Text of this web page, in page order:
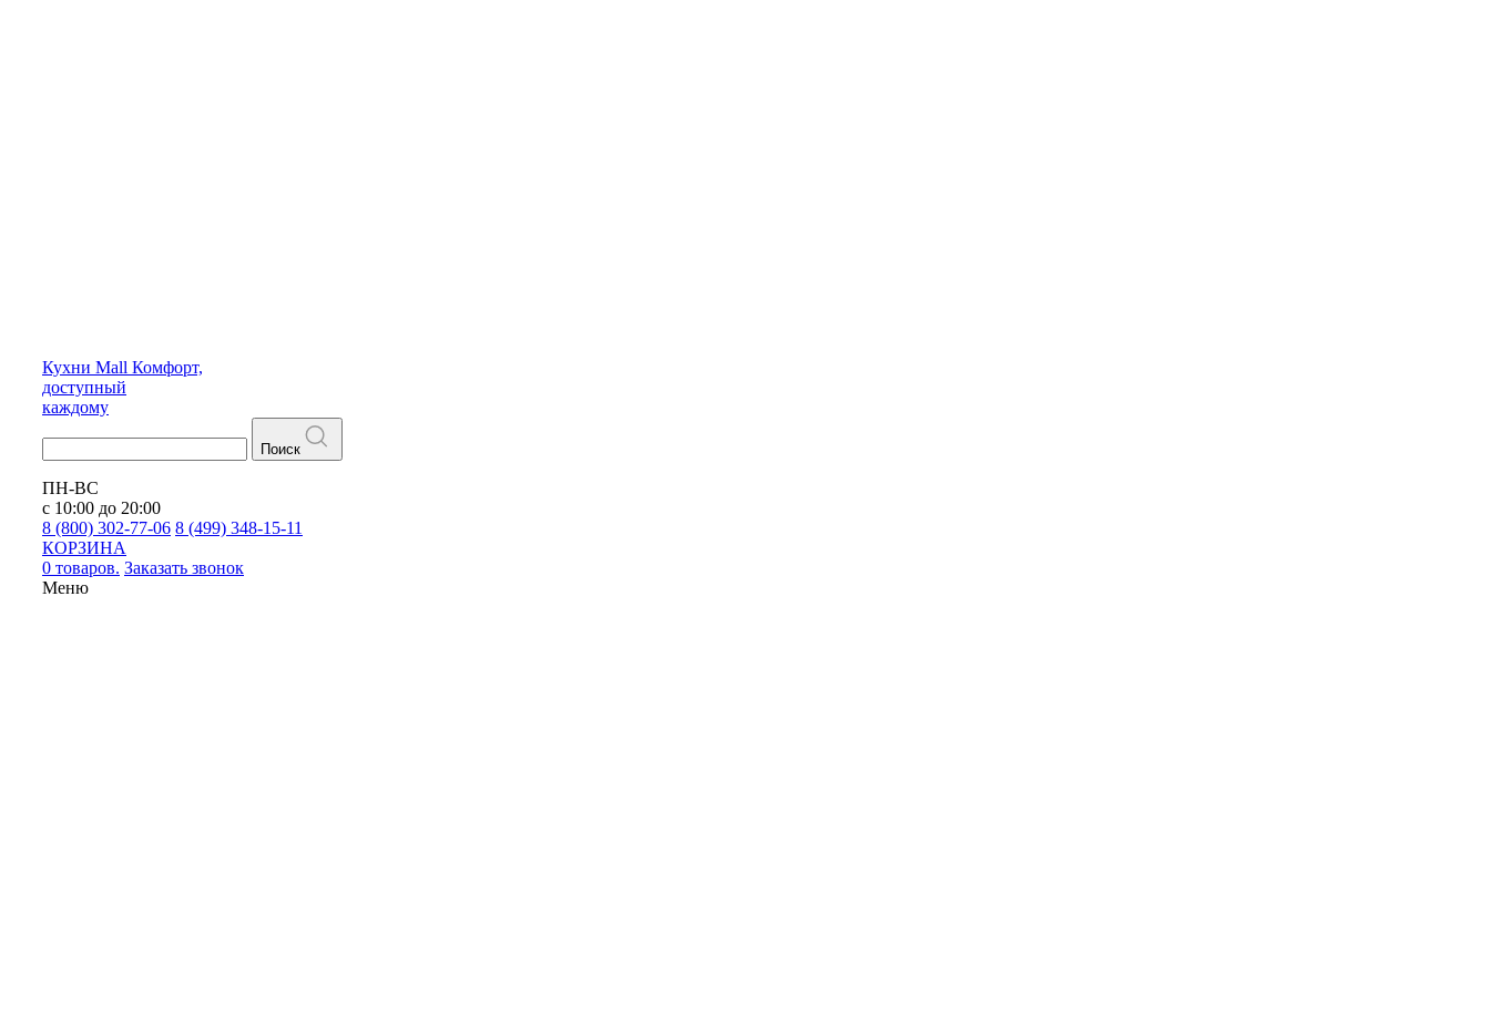
Кухни Mall Комфорт,
доступный
каждому
Поиск
ПН-ВС
с 10:00 до 20:00
8 (800) 302-77-06 8 (499) 348-15-11
КОРЗИНА
0 товаров. Заказать звонок
Меню